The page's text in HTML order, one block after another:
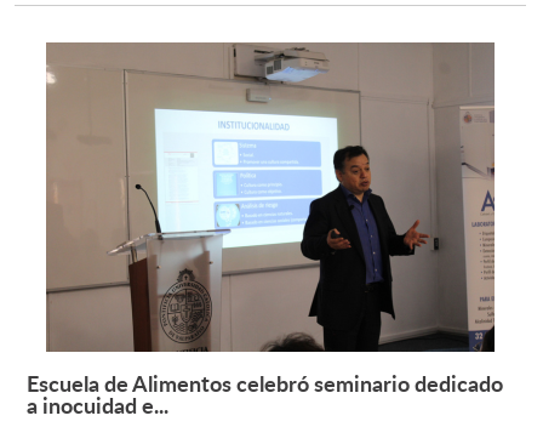
Leer más +
Escuela de Alimentos celebró seminario dedicado
a inocuidad e...